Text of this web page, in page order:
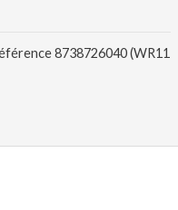
8738726040 (WR11